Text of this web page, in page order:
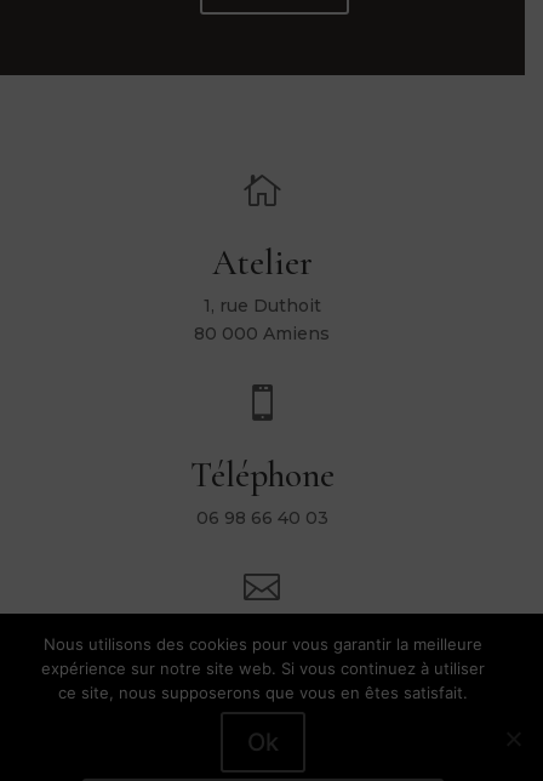

Atelier
1, rue Duthoit
80 000 Amiens

Téléphone
06 98 66 40 03

Mail
contact@heleneripoll.com
Conditions Générales de Vente
Nous utilisons des cookies pour vous garantir la meilleure
expérience sur notre site web. Si vous continuez à utiliser
ce site, nous supposerons que vous en êtes satisfait.
Ok